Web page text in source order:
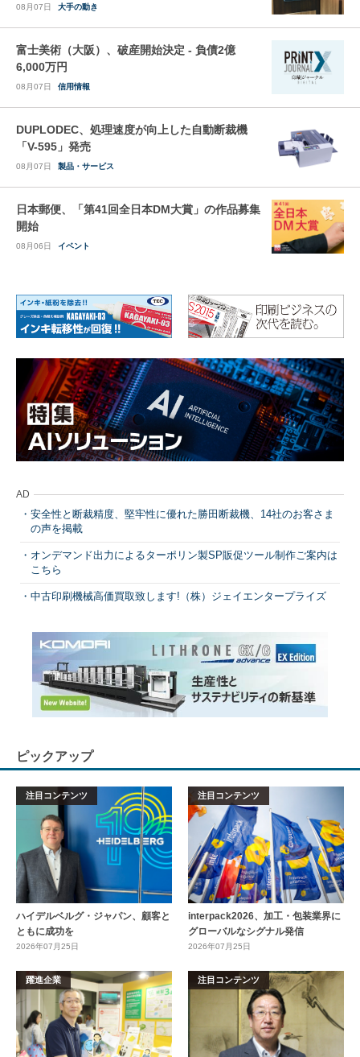
08月07日 大手の動き
富士美術（大阪）、破産開始決定 - 負債2億
6,000万円
08月07日 信用情報
DUPLODEC、処理速度が向上した自動断裁機
「V-595」発売
08月07日 製品・サービス
日本郵便、「第41回全日本DM大賞」の作品募集
開始
08月06日 イベント
AD
安全性と断裁精度、堅牢性に優れた勝田断裁機、14社のお客さま
の声を掲載
オンデマンド出力によるターポリン製SP販促ツール制作ご案内は
こちら
中古印刷機械高価買取致します!（株）ジェイエンタープライズ
ピックアップ
注目コンテンツ
ハイデルベルグ・ジャパン、顧客と
ともに成功を
2026年07月25日
注目コンテンツ
interpack2026、加工・包装業界に
グローバルなシグナル発信
2026年07月25日
躍進企業 注目コンテンツ